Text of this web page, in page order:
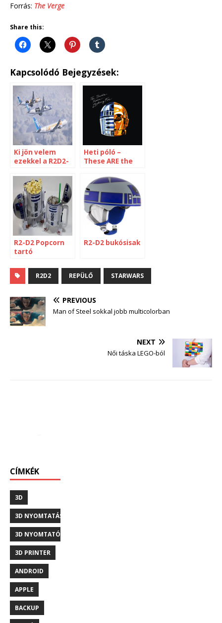
Forrás: The Verge
Share this:
Kapcsolódó Bejegyzések:
Ki jön velem
ezekkel a R2D2-
dizájnolt
repcsikkel?
Heti póló –
These ARE the
looking for
R2-D2 Popcorn
tartó
R2-D2 bukósisak
R2D2 REPÜLŐ STARWARS
PREVIOUS
Man of Steel sokkal jobb multicolorban
NEXT
Női táska LEGO-ból
CÍMKÉK
3D
3D NYOMTATÁS
3D NYOMTATÓ
3D PRINTER
ANDROID
APPLE
BACKUP